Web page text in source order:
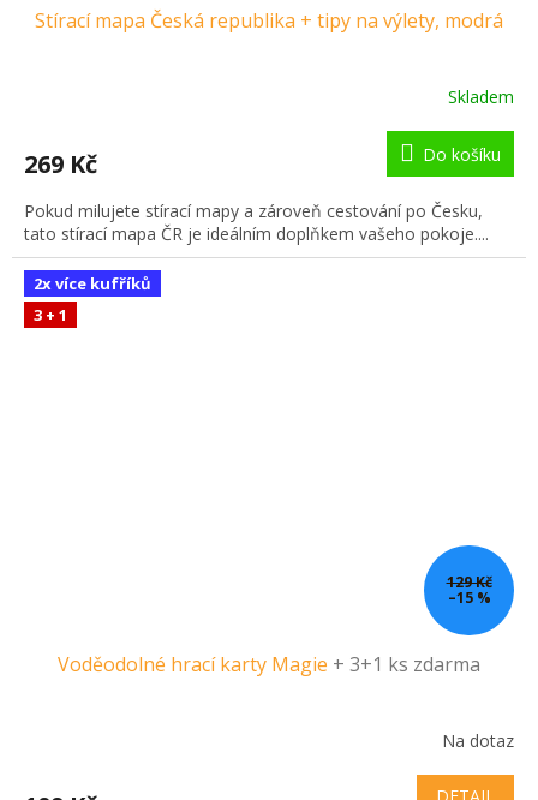
Stírací mapa Česká republika + tipy na výlety, modrá
Skladem
269 Kč Do košíku
Pokud milujete stírací mapy a zároveň cestování po Česku,
tato stírací mapa ČR je ideálním doplňkem vašeho pokoje....
2x více kufříků
3 + 1
129 Kč
–15 %
Voděodolné hrací karty Magie + 3+1 ks zdarma
Na dotaz